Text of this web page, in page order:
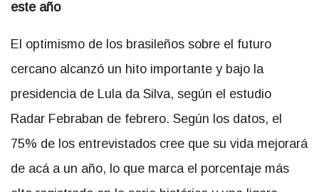
este año
El optimismo de los brasileños sobre el futuro
cercano alcanzó un hito importante y bajo la
presidencia de Lula da Silva, según el estudio
Radar Febraban de febrero. Según los datos, el
75% de los entrevistados cree que su vida mejorará
de acá a un año, lo que marca el porcentaje más